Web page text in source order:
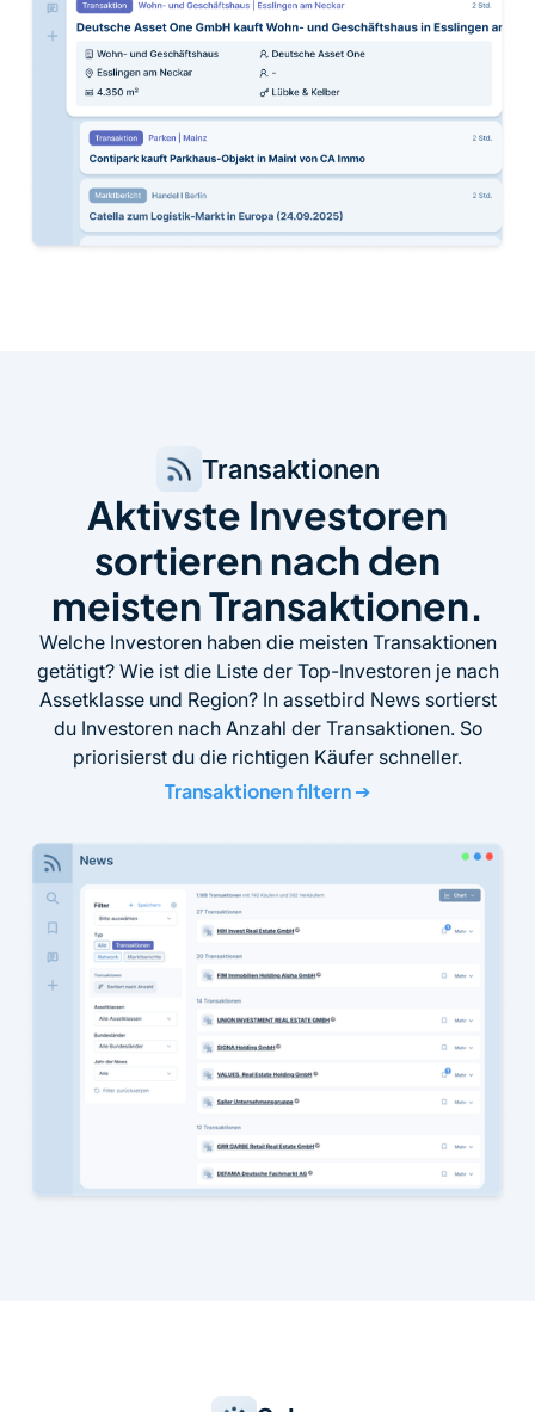
Transaktionen
Aktivste Investoren
sortieren nach den
meisten Transaktionen.
Welche Investoren haben die meisten Transaktionen
getätigt? Wie ist die Liste der Top-Investoren je nach
Assetklasse und Region? In assetbird News sortierst
du Investoren nach Anzahl der Transaktionen. So
priorisierst du die richtigen Käufer schneller.
Transaktionen filtern➔